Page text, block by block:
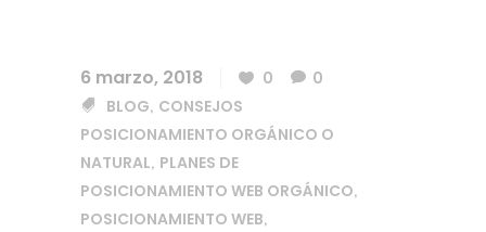
6 marzo, 2018 0
0
BLOG, CONSEJOS
POSICIONAMIENTO ORGÁNICO O
NATURAL, PLANES DE
POSICIONAMIENTO WEB ORGÁNICO,
POSICIONAMIENTO WEB,